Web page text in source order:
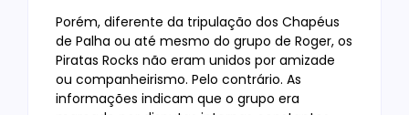
Porém, diferente da tripulação dos Chapéus
de Palha ou até mesmo do grupo de Roger, os
Piratas Rocks não eram unidos por amizade
ou companheirismo. Pelo contrário. As
informações indicam que o grupo era